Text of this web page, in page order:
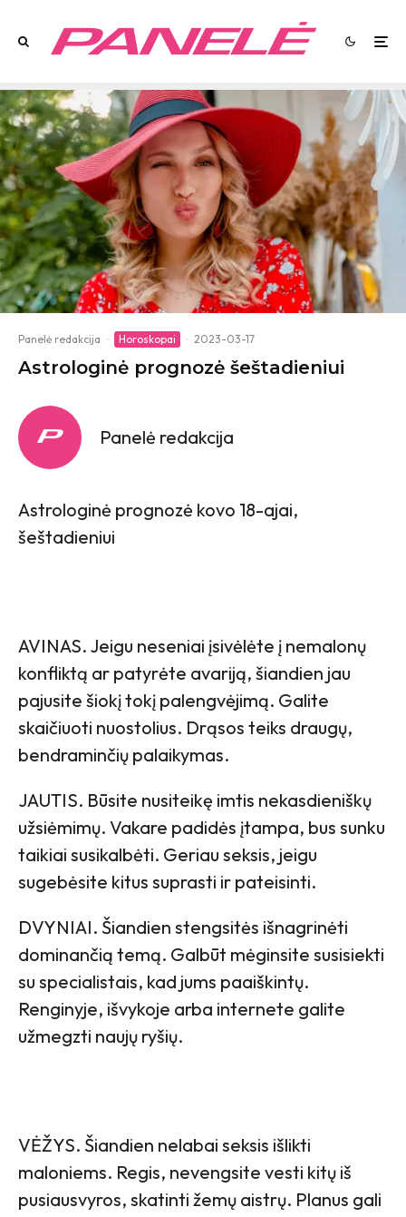
Panelė redakcija · Horoskopai · 2023-03-17
Astrologinė prognozė šeštadieniui
Panelė redakcija
Astrologinė prognozė kovo 18-ajai,
šeštadieniui
AVINAS. Jeigu neseniai įsivėlėte į nemalonų
konfliktą ar patyrėte avariją, šiandien jau
pajusite šiokį tokį palengvėjimą. Galite
skaičiuoti nuostolius. Drąsos teiks draugų,
bendraminčių palaikymas.
JAUTIS. Būsite nusiteikę imtis nekasdieniškų
užsiėmimų. Vakare padidės įtampa, bus sunku
taikiai susikalbėti. Geriau seksis, jeigu
sugebėsite kitus suprasti ir pateisinti.
DVYNIAI. Šiandien stengsitės išnagrinėti
dominančią temą. Galbūt mėginsite susisiekti
su specialistais, kad jums paaiškintų.
Renginyje, išvykoje arba internete galite
užmegzti naujų ryšių.
VĖŽYS. Šiandien nelabai seksis išlikti
maloniems. Regis, nevengsite vesti kitų iš
pusiausvyros, skatinti žemų aistrų. Planus gali